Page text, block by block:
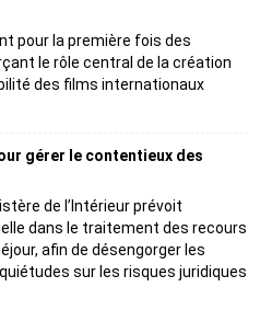
pour la première fois des
le rôle central de la création
des films internationaux
gérer le contentieux des
de l’Intérieur prévoit
dans le traitement des recours
afin de désengorger les
sur les risques juridiques